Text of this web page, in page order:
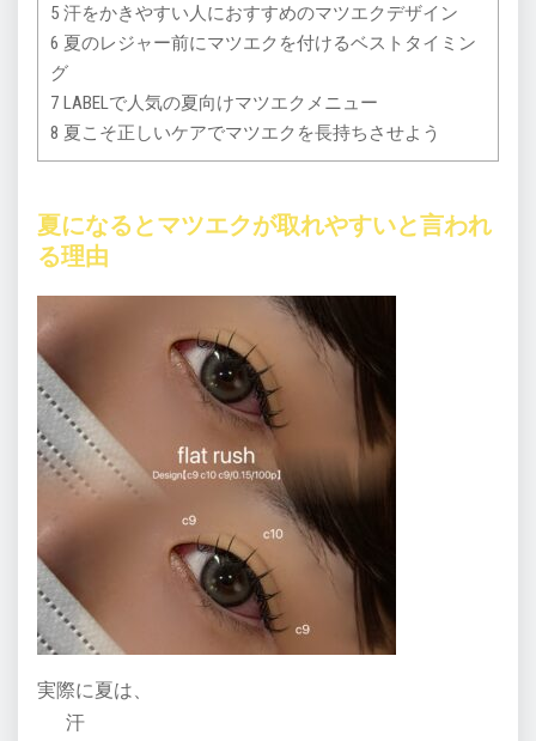
5 汗をかきやすい人におすすめのマツエクデザイン
6 夏のレジャー前にマツエクを付けるベストタイミン
グ
7 LABELで人気の夏向けマツエクメニュー
8 夏こそ正しいケアでマツエクを長持ちさせよう
夏になるとマツエクが取れやすいと言われ
る理由
実際に夏は、
汗